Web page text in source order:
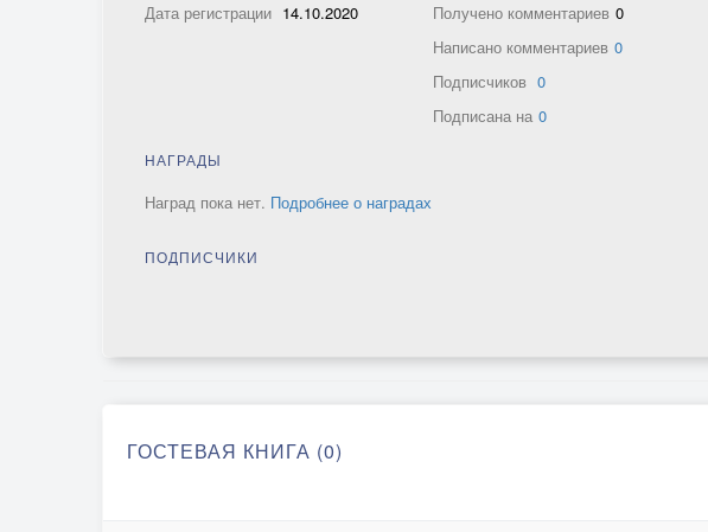
Дата регистрации 14.10.2020 Получено комментариев 0
Написано комментариев 0
Подписчиков 0
Подписана на 0
НАГРАДЫ
Наград пока нет. Подробнее о наградах
ПОДПИСЧИКИ
ГОСТЕВАЯ КНИГА (0)